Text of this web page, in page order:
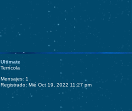
Ultimate
Terrícola
Mensajes: 1
Registrado: Mié Oct 19, 2022 11:27 pm